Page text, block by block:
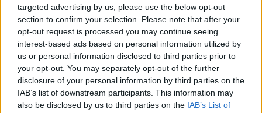
targeted advertising by us, please use the below opt-out
section to confirm your selection. Please note that after your
opt-out request is processed you may continue seeing
interest-based ads based on personal information utilized by
us or personal information disclosed to third parties prior to
your opt-out. You may separately opt-out of the further
disclosure of your personal information by third parties on the
IAB’s list of downstream participants. This information may
also be disclosed by us to third parties on the IAB’s List of